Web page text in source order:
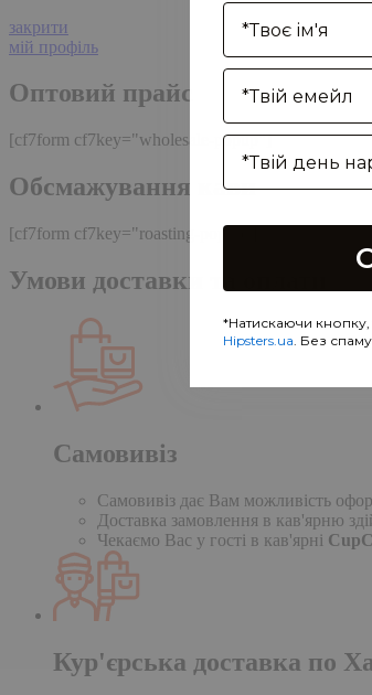
закрити
мій профіль
Оптовий прайс
[cf7form cf7key="wholesale-popup"]
Обсмажування кави
[cf7form cf7key="roasting-popup"]
Умови доставки та оплати
Самовивіз
Самовивіз дає Вам можливість
Доставка замовлення в кав'ярню
Чекаємо Вас у гості в кав'ярні
Кур'єрська доставка по
І'мя
Enter your
Birthday
*Натискаючи
Hipsters.ua. Без